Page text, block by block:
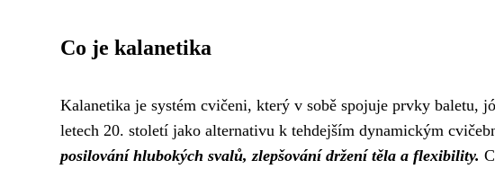
Co je kalanetika
Kalanetika je systém cvičeni, který v sobě spojuje prvky baletu,
letech 20. století jako alternativu k tehdejším dynamickým
posilování hlubokých svalů, zlepšování držení těla a flexibility.